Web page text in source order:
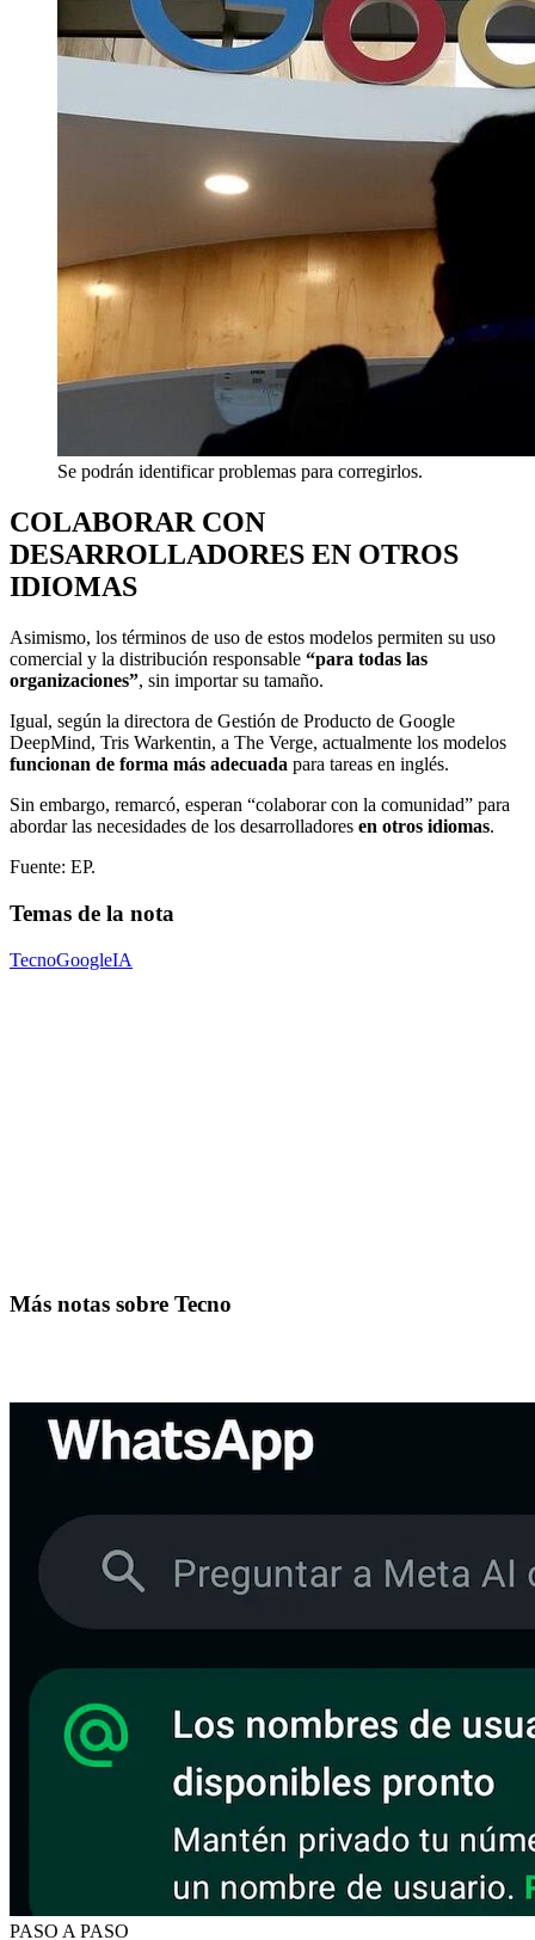
Se podrán identificar problemas para corregirlos.
COLABORAR CON
DESARROLLADORES EN OTROS
IDIOMAS
Asimismo, los términos de uso de estos modelos permiten su uso
comercial y la distribución responsable “para todas las
organizaciones”, sin importar su tamaño.
Igual, según la directora de Gestión de Producto de Google
DeepMind, Tris Warkentin, a The Verge, actualmente los modelos
funcionan de forma más adecuada para tareas en inglés.
Sin embargo, remarcó, esperan “colaborar con la comunidad” para
abordar las necesidades de los desarrolladores en otros idiomas.
Fuente: EP.
Temas de la nota
TecnoGoogleIA
Más notas sobre Tecno
PASO A PASO